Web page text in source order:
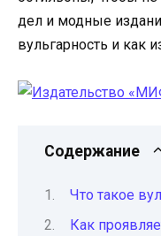
дел и модные
вульгарность и как
Содержание
Что такое
Как